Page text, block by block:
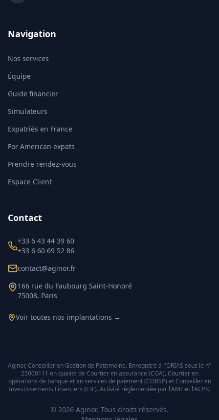
Navigation
Nos services
Équipe
Guide financier
Simulateurs
Expatriés en France
For American expats
Prendre rendez-vous
Espace Client
Contact
+33 6 43 44 39 60
+33 6 60 69 52 86
contact@aginor.fr
166 rue du Faubourg Saint-Honoré
75008, Paris
Voir toutes nos implantations →
Aginor, Conseiller en Gestion de Patrimoine. Enregistré à l'ORIAS sous le n°
25000111 en qualité de Courtier en assurance (COA), Courtier en
opérations de banque et en services de paiement (COBSP) et Conseiller en
Investissements Financiers (CIF). Activité réglementée par l'AMF et l'ACPR.
© 2026 Aginor. Tous droits réservés.